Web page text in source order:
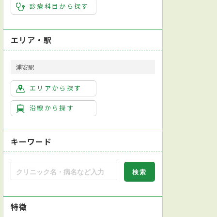
診療科目から探す
エリア・駅
浦安駅
エリアから探す
沿線から探す
キーワード
特徴